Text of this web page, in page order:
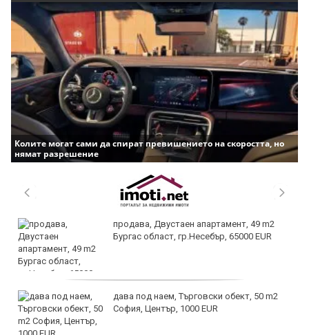
Колите могат сами да спират превишението на скоростта, но
нямат разрешение
продава, Двустаен апартамент, 49 m2
Бургас област, гр.Несебър, 65000 EUR
дава под наем, Търговски обект, 50 m2
София, Център, 1000 EUR